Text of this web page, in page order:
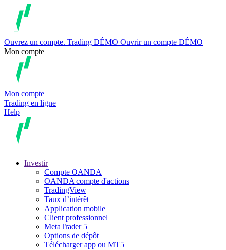
Ouvrez un compte. Trading DÉMO Ouvrir un compte DÉMO
Mon compte
Mon compte
Trading en ligne
Help
Investir
Compte OANDA
OANDA compte d'actions
TradingView
Taux d’intérêt
Application mobile
Client professionnel
MetaTrader 5
Options de dépôt
Télécharger app ou MT5